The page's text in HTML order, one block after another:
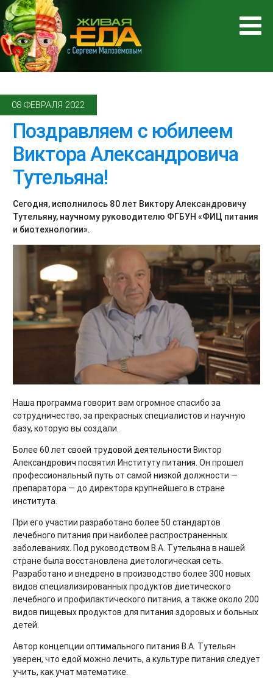
08 ФЕВРАЛЯ 2022
Поздравляем с юбилеем
Виктора Александровича
Тутельяна!
Сегодня, исполнилось 80 лет Виктору Александровичу
Тутельяну, научному руководителю ФГБУН «ФИЦ питания
и биотехнологии».
Наша программа говорит вам огромное спасибо за
сотрудничество, за прекрасных специалистов и научную
базу, которую вы создали.
Более 60 лет своей трудовой деятельности Виктор
Александрович посвятил Институту питания. Он прошел
профессиональный путь от самой низкой должности —
препаратора — до директора крупнейшего в стране
института.
При его участии разработано более 50 стандартов
лечебного питания при наиболее распространенных
заболеваниях. Под руководством В.А. Тутельяна в нашей
стране была восстановлена диетологическая сеть.
Разработано и внедрено в производство более 300 новых
видов специализированных продуктов диетического
лечебного и профилактического питания, а также около 200
видов пищевых продуктов для питания здоровых и больных
детей.
Автор концепции оптимального питания В.А. Тутельян
уверен, что едой можно лечить, а культуре питания следует
учить, как учат математике.